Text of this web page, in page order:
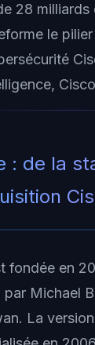
28
le
: de la
fondée en
par Michael
La